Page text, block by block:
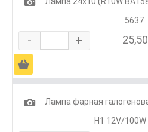
5637
- +
Ä
1
Лампа фарная
H1 12V/